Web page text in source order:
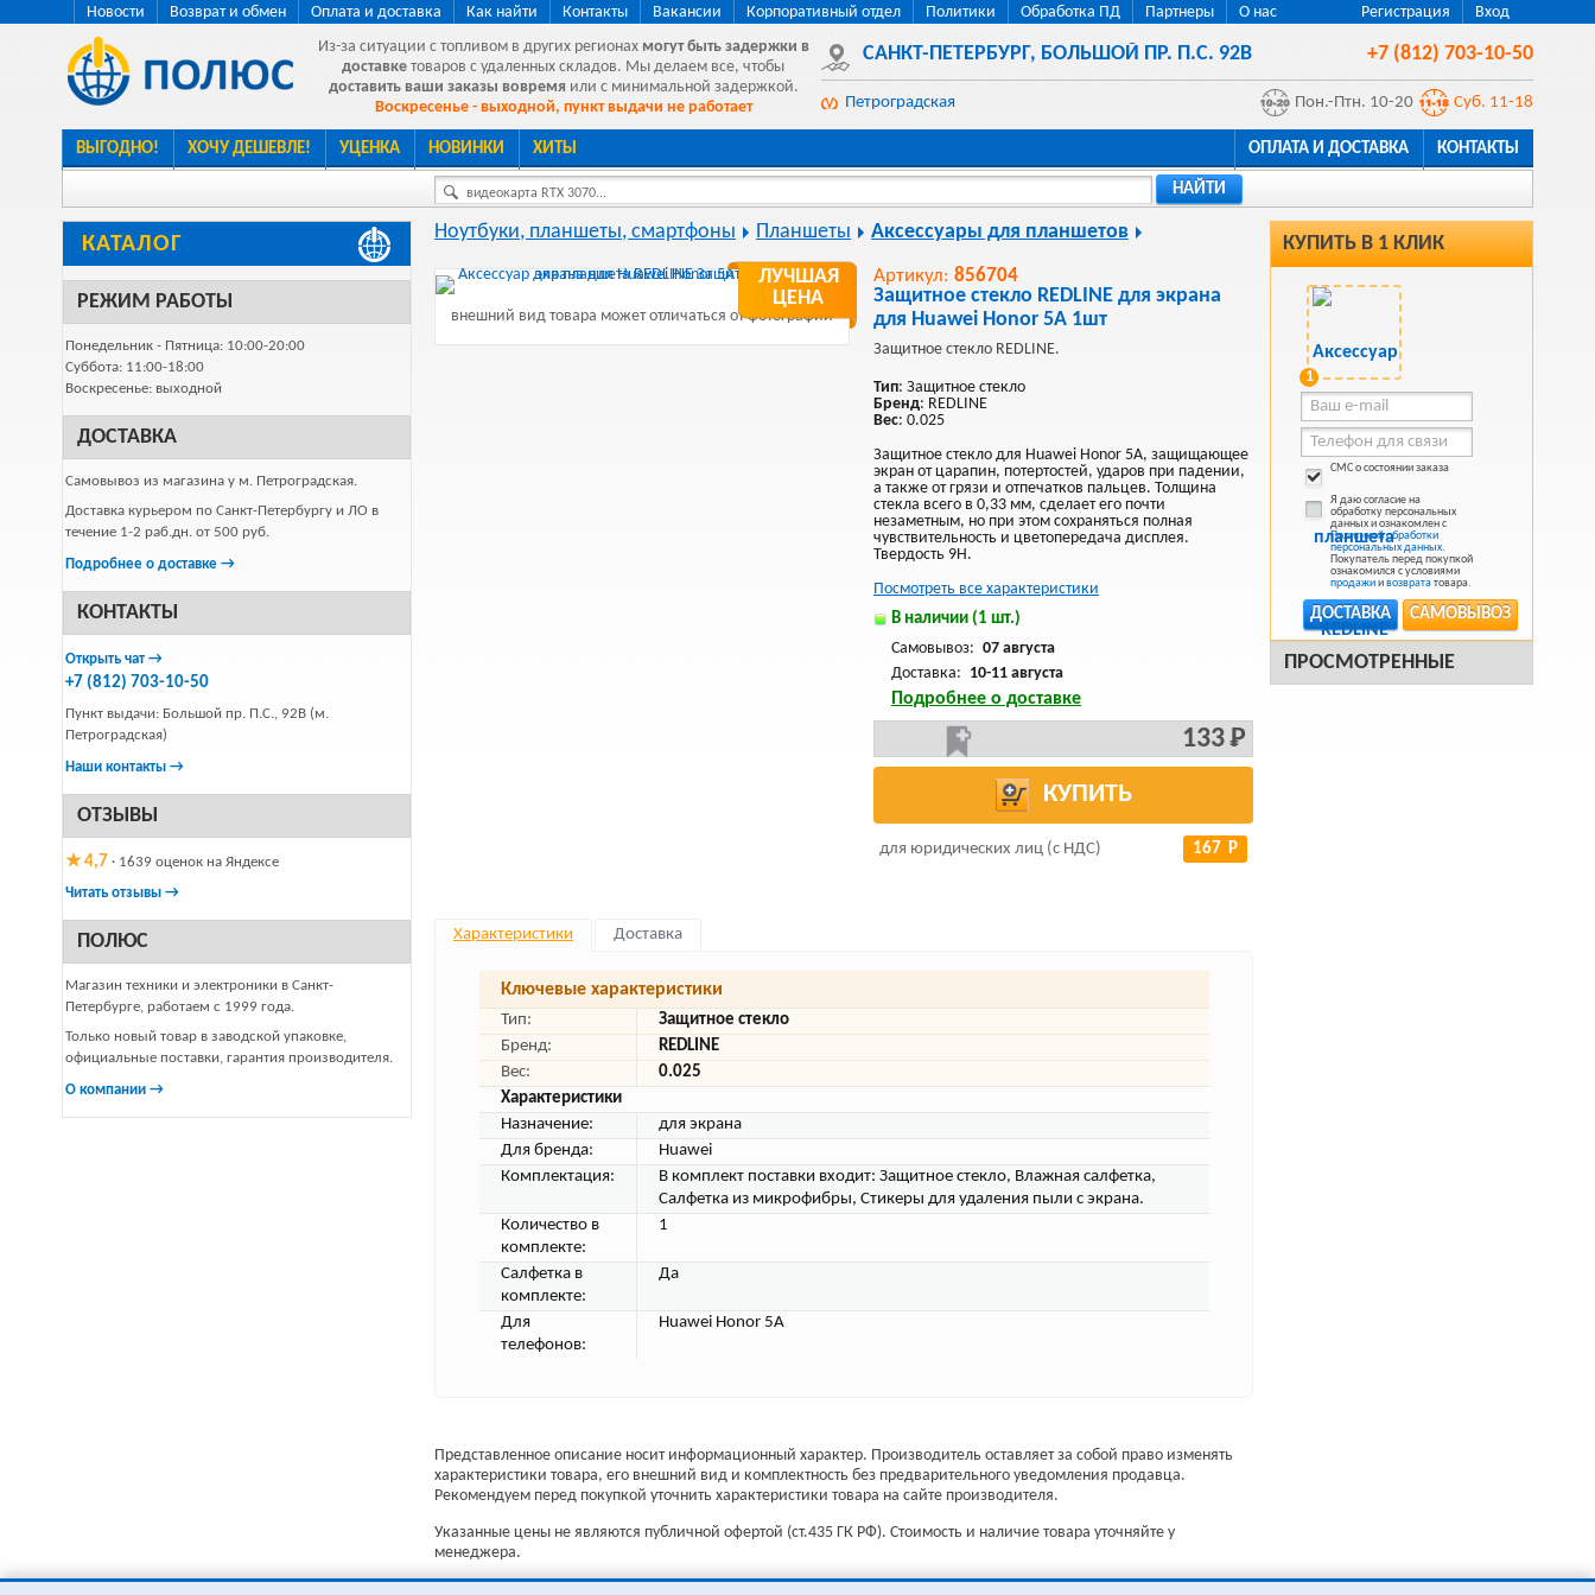
Регистрация Вход
Новости Возврат и обмен Оплата и доставка Как найти Контакты Вакансии Корпоративный отдел Политики Обработка ПД Партнеры
О нас
Из-за ситуации с топливом в других регионах могут быть задержки в
доставке товаров с удаленных складов. Мы делаем все, чтобы
доставить ваши заказы вовремя или с минимальной задержкой.
Воскресенье - выходной, пункт выдачи не работает
САНКТ-ПЕТЕРБУРГ, БОЛЬШОЙ ПР. П.С. 92В +7 (812) 703-10-50
Петроградская Пон.-Птн. 10-20 Суб. 11-18
ВЫГОДНО! ХОЧУ ДЕШЕВЛЕ! УЦЕНКА НОВИНКИ ХИТЫ ОПЛАТА И ДОСТАВКА КОНТАКТЫ
видеокарта RTX 3070... НАЙТИ
КАТАЛОГ
РЕЖИМ РАБОТЫ
Понедельник - Пятница: 10:00-20:00
Суббота: 11:00-18:00
Воскресенье: выходной
ДОСТАВКА
Самовывоз из магазина у м. Петроградская.
Доставка курьером по Санкт-Петербургу и ЛО в
течение 1-2 раб.дн. от 500 руб.
Подробнее о доставке →
КОНТАКТЫ
Открыть чат →
+7 (812) 703-10-50
Пункт выдачи: Большой пр. П.С., 92В (м.
Петроградская)
Наши контакты →
ОТЗЫВЫ
★ 4,7 · 1639 оценок на Яндексе
Читать отзывы →
ПОЛЮС
Магазин техники и электроники в Санкт-
Петербурге, работаем с 1999 года.
Только новый товар в заводской упаковке,
официальные поставки, гарантия производителя.
О компании →
КУПИТЬ В 1 КЛИК
1
СМС о состоянии заказа
Я даю согласие на
обработку персональных
данных и ознакомлен с
Политикой обработки
персональных данных.
Покупатель перед покупкой
ознакомился с условиями
продажиивозврататовара.
САМОВЫВОЗ
ДОСТАВКА
ПРОСМОТРЕННЫЕ
Ноутбуки, планшеты, смартфоны Планшеты
Аксессуары для планшетов
ЛУЧШАЯ
ЦЕНА
внешний вид товара может отличаться от фотографии
Артикул: 856704
Защитное стекло REDLINE для экрана
для Huawei Honor 5A 1шт
Защитное стекло REDLINE.
Тип: Защитное стекло
Бренд: REDLINE
Вес: 0.025
Защитное стекло для Huawei Honor 5A, защищающее
экран от царапин, потертостей, ударов при падении,
а также от грязи и отпечатков пальцев. Толщина
стекла всего в 0,33 мм, сделает его почти
незаметным, но при этом сохраняться полная
чувствительность и цветопередача дисплея.
Твердость 9H.
Посмотреть все характеристики
В наличии (1 шт.)
Самовывоз: 07 августа
Доставка: 10-11 августа
Подробнее о доставке
133 Р
КУПИТЬ
для юридических лиц (с НДС) 167 Р
Характеристики Доставка
Ключевые характеристики
Тип:
Защитное стекло
Бренд:
REDLINE
Вес:
0.025
Характеристики
Назначение:
для экрана
Для бренда:
Huawei
Комплектация:
В комплект поставки входит: Защитное стекло, Влажная салфетка,
Салфетка из микрофибры, Стикеры для удаления пыли с экрана.
Количество в
комплекте:
1
Салфетка в
комплекте:
Да
Для
телефонов:
Huawei Honor 5A
Представленное описание носит информационный характер. Производитель оставляет за собой право изменять
характеристики товара, его внешний вид и комплектность без предварительного уведомления продавца.
Рекомендуем перед покупкой уточнить характеристики товара на сайте производителя.
Указанные цены не являются публичной офертой (ст.435 ГК РФ). Стоимость и наличие товара уточняйте у
менеджера.